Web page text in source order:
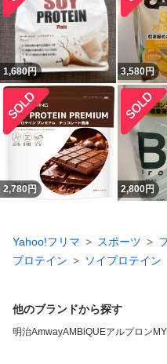
1,680円 3,580円
2,780 円 2,800円
Yahoo!フリマ スポーツ
プロテイン
ソイプロテイン
他のブランドから探す
明治AmwayAMBiQUEアルプロン